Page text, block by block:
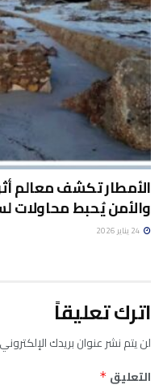
الأمطار تكشف معالم
والأمن يُحبط محاولات
اترك تعليقاً
لن يتم نشر عنوان بريدك
التعليق *